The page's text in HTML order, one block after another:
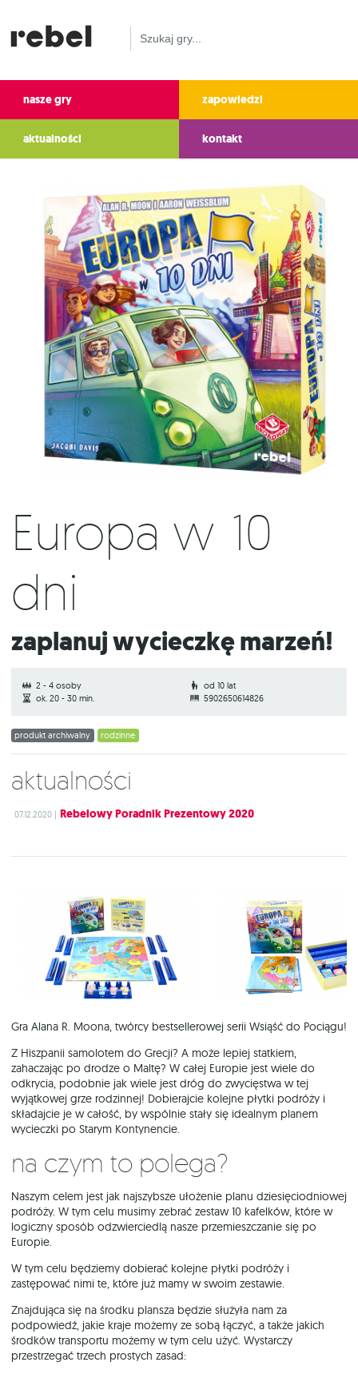
nasze gry zapowiedzi
aktualności kontakt
Europa w 10
dni
Zaplanuj wycieczkę marzeń!
2 - 4 osoby
od 10 lat
ok. 20 - 30 min.
5902650614826
produkt archiwalny rodzinne
Aktualności
07.12.2020 | Rebelowy Poradnik Prezentowy 2020
Gra Alana R. Moona, twórcy bestsellerowej serii Wsiąść do Pociągu!
Z Hiszpanii samolotem do Grecji? A może lepiej statkiem,
zahaczając po drodze o Maltę? W całej Europie jest wiele do
odkrycia, podobnie jak wiele jest dróg do zwycięstwa w tej
wyjątkowej grze rodzinnej! Dobierajcie kolejne płytki podróży i
składajcie je w całość, by wspólnie stały się idealnym planem
wycieczki po Starym Kontynencie.
Na czym to polega?
Naszym celem jest jak najszybsze ułożenie planu dziesięciodniowej
podróży. W tym celu musimy zebrać zestaw 10 kafelków, które w
logiczny sposób odzwierciedlą nasze przemieszczanie się po
Europie.
W tym celu będziemy dobierać kolejne płytki podróży i
zastępować nimi te, które już mamy w swoim zestawie.
Znajdująca się na środku plansza będzie służyła nam za
podpowiedź, jakie kraje możemy ze sobą łączyć, a także jakich
środków transportu możemy w tym celu użyć. Wystarczy
przestrzegać trzech prostych zasad: